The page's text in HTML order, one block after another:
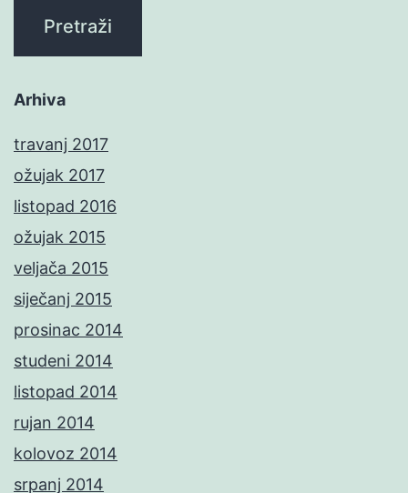
Arhiva
travanj 2017
ožujak 2017
listopad 2016
ožujak 2015
veljača 2015
siječanj 2015
prosinac 2014
studeni 2014
listopad 2014
rujan 2014
kolovoz 2014
srpanj 2014